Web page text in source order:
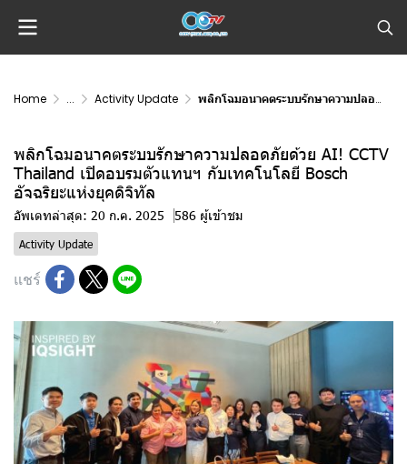
Home ... Activity Update พลิกโฉมอนาคตระบบรักษาความปลอดภัยด้วย AI! CCTV Thailand เปิดอบรมตัวแทนฯ กับเทคโนโลยี Bosch อัจฉริยะแห่งยุคดิจิทัล
พลิกโฉมอนาคตระบบรักษาความปลอดภัยด้วย AI! CCTV
Thailand เปิดอบรมตัวแทนฯ กับเทคโนโลยี Bosch
อัจฉริยะแห่งยุคดิจิทัล
อัพเดทล่าสุด: 20 ก.ค. 2025 586 ผู้เข้าชม
Activity Update
แชร์